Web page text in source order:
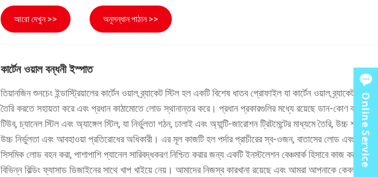
আরো দেখুন >> অনুসন্ধান পাঠান >>
কার্টেন ওয়াল বন্ধনী ইস্পাত
তিয়ানজিন শুনচেং ইন্ডাস্ট্রিয়ালের কার্টেন ওয়াল ব্র্যাকেট স্টিল হল একটি বিশেষ ধাতব প্রোফাইল যা কার্টেন ওয়াল ব্র্যাকেট স্টিল
তৈরি করতে সহায়তা করে এবং প্রধান কাঠামোতে লোড স্থানান্তর করে। প্রধান প্রকারগুলির মধ্যে রয়েছে ডান-কোণ বর্গাকার
টিউব, চ্যানেল স্টিল এবং অ্যাঙ্গেল স্টিল, যা নির্ভুলতা গঠন, ঢালাই এবং অ্যান্টি-জারোশন ট্রিটমেন্টের মাধ্যমে তৈরি, উচ্চ শক্তি,
উচ্চ নির্ভুলতা এবং আবহাওয়া প্রতিরোধের অধিকারী। এর মূল কাজটি হল পর্দার প্রাচীরের স্ব-ওজন, বাতাসের লোড এবং
সিসমিক লোড বহন করা, পাশাপাশি প্যানেল সারিবদ্ধকরণ নিশ্চিত করার জন্য একটি ইনস্টলেশন বেঞ্চমার্ক হিসাবে কাজ করে,
বিভিন্ন বিল্ডিং ফ্যাসাড ডিজাইনের সাথে খাপ খাইয়ে নেয়। আমাদের নিজস্ব কারখানা রয়েছে এবং আমরা আপনাকে কেবল
Online Service